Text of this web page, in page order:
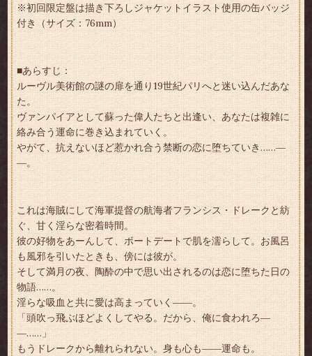
※初回限定盤は描き下ろしジャケットイラスト使用の缶バッジ
付き（サイズ：76mm）
■あらすじ：
ルーヴル美術館の謎の扉を通り19世紀パリへと迷い込んだあな
た。
ヴァンパイアとして蘇った偉人たちと出逢い、あなたは複雑に
絡み合う運命に巻き込まれていく。
やがて、抗えないほど惹かれ合う禁断の恋に堕ちていき……―
―。
これは海賊にして海軍提督の航海者フランシス・ドレークと紡
ぐ、甘く淫らな密着時間。
彼の好物をあーんして、ボートデートで肌を濡らして。お風呂
も風邪を引いたときも、傍には彼が。
そして満月の夜、陶酔の中で思い出されるのは恋に堕ちた日の
物語……。
淫らな吸血と共に愛は高まっていく――。
「頭吹っ飛ぶほどよくしてやる。だから、俺に食われろ―
―……」
もうドレークから離れられない。身も心も――運命も。